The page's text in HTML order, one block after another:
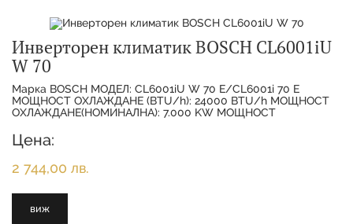
Инверторен климатик BOSCH CL6001iU
W 70
Марка BOSCH МОДЕЛ: CL6001iU W 70 E/CL6001i 70 E
МОЩНОСТ ОХЛАЖДАНЕ (BTU/h): 24000 BTU/h МОЩНОСТ
ОХЛАЖДАНЕ(НОМИНАЛНА): 7.000 KW МОЩНОСТ
Цена:
2 744,00 лв.
виж